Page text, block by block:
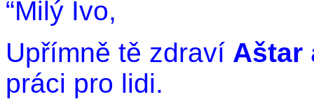
“Milý Ivo,
Upřímně tě zdraví Aštar
práci pro lidi.